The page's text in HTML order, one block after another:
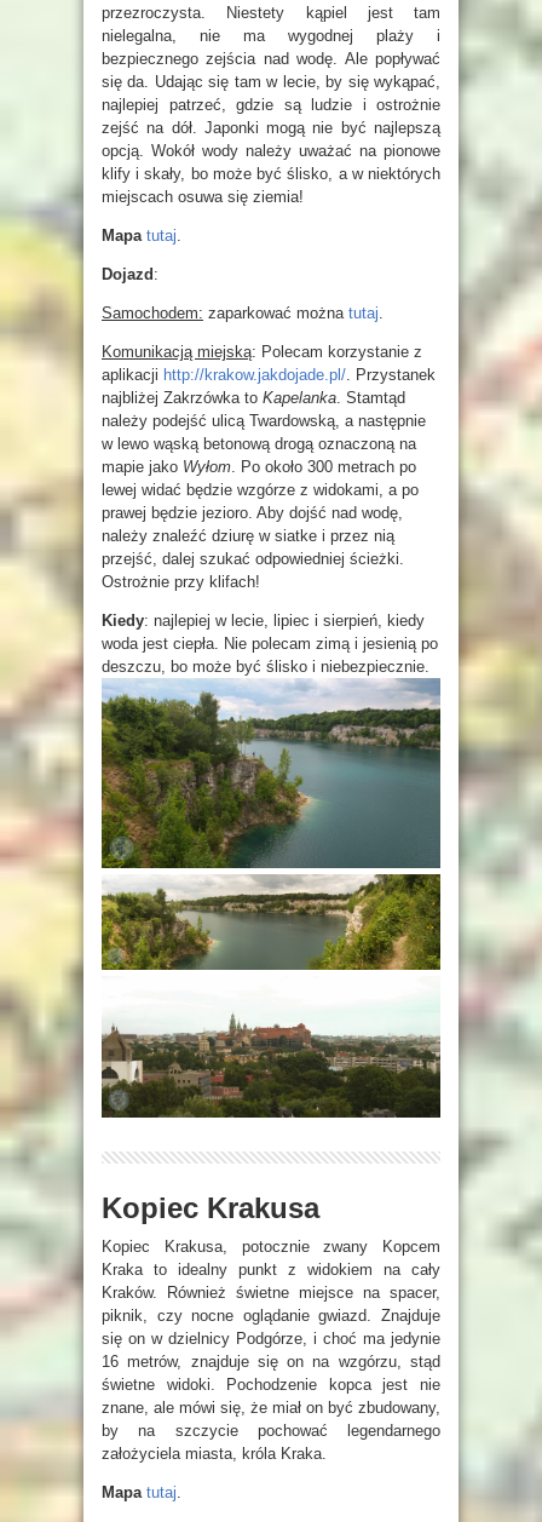
przezroczysta. Niestety kąpiel jest tam
nielegalna, nie ma wygodnej plaży i
bezpiecznego zejścia nad wodę. Ale popływać
się da. Udając się tam w lecie, by się wykąpać,
najlepiej patrzeć, gdzie są ludzie i ostrożnie
zejść na dół. Japonki mogą nie być najlepszą
opcją. Wokół wody należy uważać na pionowe
klify i skały, bo może być ślisko, a w niektórych
miejscach osuwa się ziemia!
Mapa tutaj
Dojazd :
Samochodem: zaparkować można tutaj
Komunikacją miejską: Polecam korzystanie z
aplikacji http://krakow.jakdojade.pl/ . Przystanek
najbliżej Zakrzówka to Kapelanka . Stamtąd
należy podejść ulicą Twardowską, a następnie
w lewo wąską betonową drogą oznaczoną na
mapie jako Wyłom . Po około 300 metrach po
lewej widać będzie wzgórze z widokami, a po
prawej będzie jezioro. Aby dojść nad wodę,
należy znaleźć dziurę w siatke i przez nią
przejść, dalej szukać odpowiedniej ścieżki.
Ostrożnie przy klifach!
Kiedy: najlepiej w lecie, lipiec i sierpień, kiedy
woda jest ciepła. Nie polecam zimą i jesienią po
deszczu, bo może być ślisko i niebezpiecznie.
Kopiec Krakusa
Kopiec Krakusa, potocznie zwany Kopcem
Kraka to idealny punkt z widokiem na cały
Kraków. Również świetne miejsce na spacer,
piknik, czy nocne oglądanie gwiazd. Znajduje
się on w dzielnicy Podgórze, i choć ma jedynie
16 metrów, znajduje się on na wzgórzu, stąd
świetne widoki. Pochodzenie kopca jest nie
znane, ale mówi się, że miał on być zbudowany,
by na szczycie pochować legendarnego
założyciela miasta, króla Kraka.
Mapa tutaj.